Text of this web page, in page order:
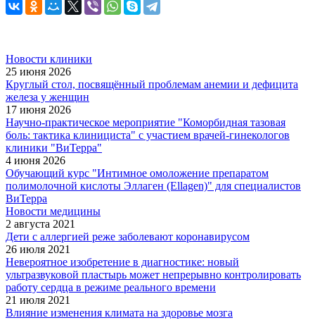
Новости клиники
25 июня 2026
Круглый стол, посвящённый проблемам анемии и дефицита
железа у женщин
17 июня 2026
Научно-практическое мероприятие "Коморбидная тазовая
боль: тактика клинициста" с участием врачей-гинекологов
клиники "ВиТерра"
4 июня 2026
Обучающий курс "Интимное омоложение препаратом
полимолочной кислоты Эллаген (Ellagen)" для специалистов
ВиТерра
Новости медицины
2 августа 2021
Дети с аллергией реже заболевают коронавирусом
26 июля 2021
Невероятное изобретение в диагностике: новый
ультразвуковой пластырь может непрерывно контролировать
работу сердца в режиме реального времени
21 июля 2021
Влияние изменения климата на здоровье мозга